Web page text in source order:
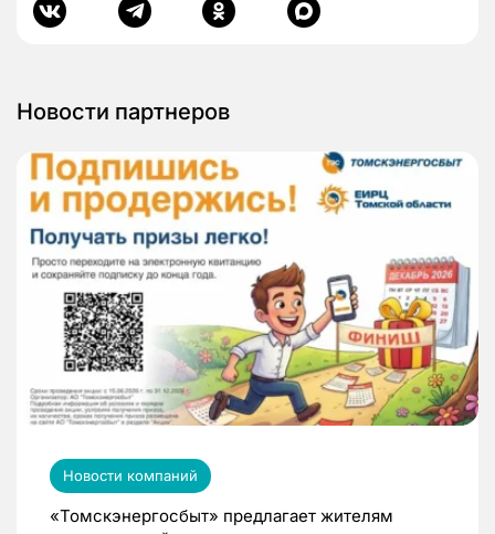
Новости партнеров
Новости компаний
«Томскэнергосбыт» предлагает жителям